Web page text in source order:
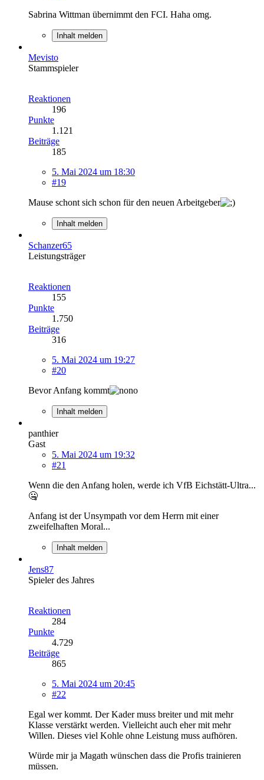
Sabrina Wittman übernimmt den FCI. Haha omg.
Inhalt melden
Mevisto
Stammspieler
Reaktionen
196
Punkte
1.121
Beiträge
185
5. Mai 2024 um 18:30
#19
Mause schont sich schon für den neuen Arbeitgeber
Inhalt melden
Schanzer65
Leistungsträger
Reaktionen
155
Punkte
1.750
Beiträge
316
5. Mai 2024 um 19:27
#20
Bevor Anfang kommt
Inhalt melden
panthier
Gast
5. Mai 2024 um 19:32
#21
Wenn die den Anfang holen, werde ich VfB Eichstätt-Ultra...
🤐
Anfang ist der Unsympath vor dem Herrn mit einer
zweifelhaften Moral...
Inhalt melden
Jens87
Spieler des Jahres
Reaktionen
284
Punkte
4.729
Beiträge
865
5. Mai 2024 um 20:45
#22
Egal wer kommt. Der Kader muss breiter und mit mehr
Klasse verstärkt werden. Vielleicht auch eher mit mehr
Willen. Dieses viel Kohle ohne Leistung muss aufhören.
Würde mir ja Magath wünschen dass die Profis trainieren
müssen.